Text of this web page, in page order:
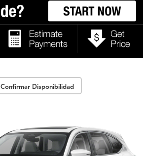
Confirmar Disponibilidad